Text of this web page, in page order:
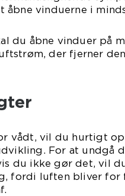
åbne vinduerne i
du åbne vinduer på
der fjerner
vådt, vil du hurtigt
For at undgå
du ikke gør det, vil
fordi luften bliver for